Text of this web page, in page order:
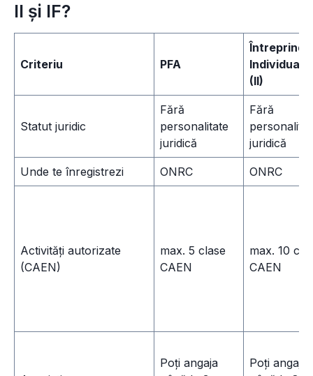
II și IF?
Criteriu PFA
Individuală
(II)
Statut juridic
Fără
personalitate
juridică
Fără
juridică
Unde te înregistrezi ONRC ONRC
Activități autorizate
(CAEN)
max. 5 clase
CAEN
max. 10
CAEN
Poți angaja
Poți angaja